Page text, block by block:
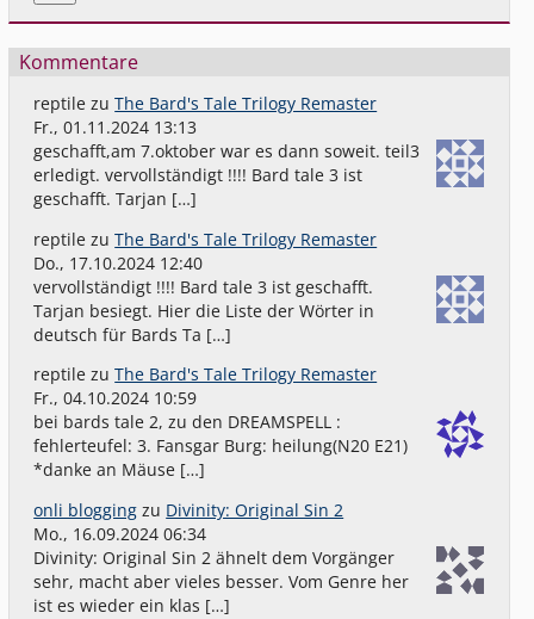
Kommentare
reptile zuThe Bard's Tale Trilogy Remaster
Fr., 01.11.2024 13:13
geschafft,am 7.oktober war es dann soweit. teil3
erledigt. vervollständigt !!!! Bard tale 3 ist
geschafft. Tarjan […]
reptile zuThe Bard's Tale Trilogy Remaster
Do., 17.10.2024 12:40
vervollständigt !!!! Bard tale 3 ist geschafft.
Tarjan besiegt. Hier die Liste der Wörter in
deutsch für Bards Ta […]
reptile zuThe Bard's Tale Trilogy Remaster
Fr., 04.10.2024 10:59
bei bards tale 2, zu den DREAMSPELL :
fehlerteufel: 3. Fansgar Burg: heilung(N20 E21)
*danke an Mäuse […]
onli blogging zu Divinity: Original Sin 2
Mo., 16.09.2024 06:34
Divinity: Original Sin 2 ähnelt dem Vorgänger
sehr, macht aber vieles besser. Vom Genre her
ist es wieder ein klas […]